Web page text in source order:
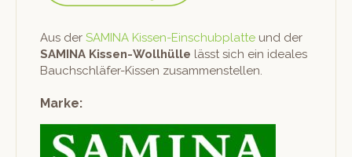
Aus der SAMINA Kissen-Ein­schub­plat­te und der
SAMINA Kissen-Woll­hülle lässt sich ein ide­ales
Bauch­schläfer-Kissen zusammenstellen.
Marke: